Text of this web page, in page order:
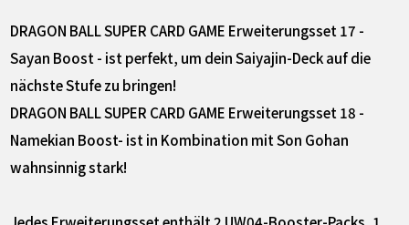
DRAGON BALL SUPER CARD GAME Erweiterungsset 17 -
Sayan Boost - ist perfekt, um dein Saiyajin-Deck auf die
nächste Stufe zu bringen!
DRAGON BALL SUPER CARD GAME Erweiterungsset 18 -
Namekian Boost- ist in Kombination mit Son Gohan
wahnsinnig stark!